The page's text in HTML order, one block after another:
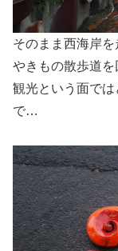
そのまま西海岸を
やきもの散歩道を
観光という面で
で…